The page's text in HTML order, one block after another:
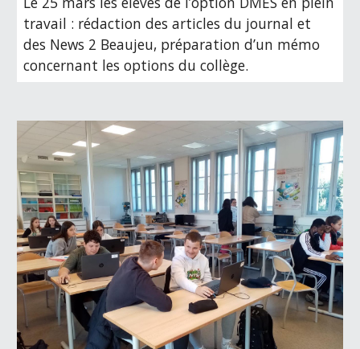
travail : rédaction des articles du journal et
des News 2 Beaujeu, préparation d’un mémo
concernant les options du collège.